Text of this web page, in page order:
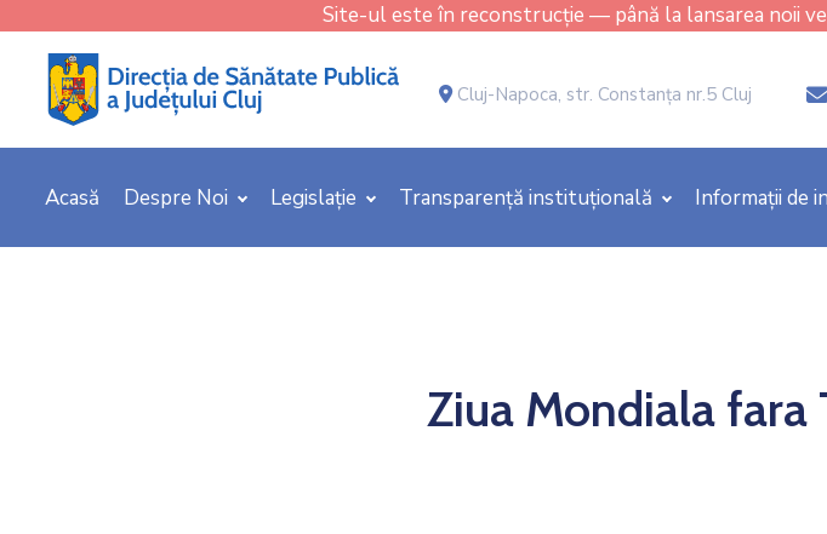
Site-ul este în reconstrucție — până la lansarea noii
Cluj-Napoca, str. Constanţa nr.5 Cluj
Acasă Despre Noi Legislație Transparență instituțională Informații de
Ziua Mondiala fara